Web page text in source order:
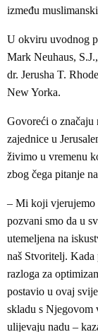
između
U okviru uvodnog
Mark Neuhaus,
dr. Jerusha T.
New Yorka.
Govoreći o značaju
zajednice u
živimo u vremenu
zbog čega pitanje
– Mi koji vjerujemo
pozvani smo da u
utemeljena na
naš Stvoritelj. Kada
razloga za
postavio u ovaj
skladu s Njegovom
ulijevaju nadu –